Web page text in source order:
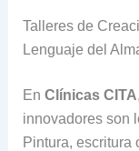
Talleres de
Lenguaje del
En Clínicas CITA
innovadores son
Pintura, escritura